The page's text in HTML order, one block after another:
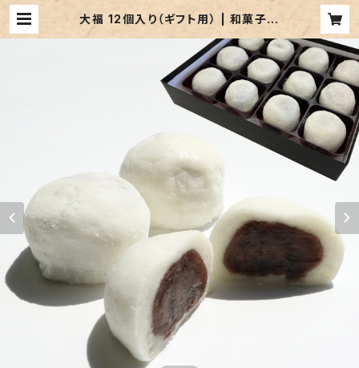
大福 12個入り（ギフト用） | 和菓子の